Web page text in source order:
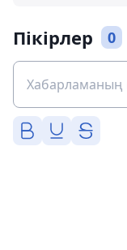
Пікірлер 0